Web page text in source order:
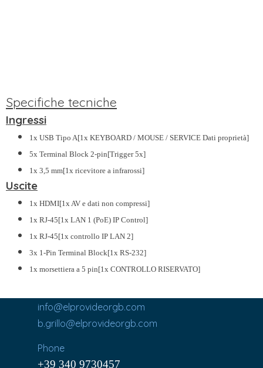
Specifiche tecniche
Ingressi
1x USB Tipo A[1x KEYBOARD / MOUSE / SERVICE Dati proprietà]
5x Terminal Block 2-pin[Trigger 5x]
1x 3,5 mm[1x ricevitore a infrarossi]
Uscite
1x HDMI[1x AV e dati non compressi]
1x RJ-45[1x LAN 1 (PoE) IP Control]
1x RJ-45[1x controllo IP LAN 2]
3x 1-Pin Terminal Block[1x RS-232]
1x morsettiera a 5 pin[1x CONTROLLO RISERVATO]
info@elprovideorgb.com
b.grillo@elprovideorgb.com
Phone
+39 340 9730457